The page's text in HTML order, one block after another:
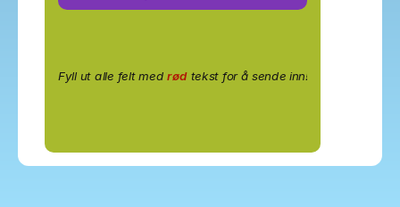
Fyll ut alle felt med rødtekst for å sende inn!